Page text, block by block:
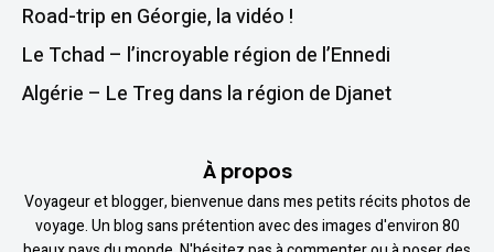
Road-trip en Géorgie, la vidéo !
Le Tchad – l’incroyable région de l’Ennedi
Algérie – Le Treg dans la région de Djanet
À propos
Voyageur et blogger, bienvenue dans mes petits récits photos de
voyage. Un blog sans prétention avec des images d'environ 80